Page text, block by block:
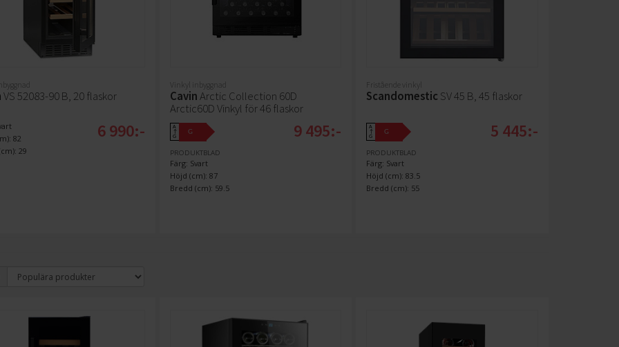
VS 52083-90 B, 20 flaskor
82
29
6 990:-
Vinkyl inbyggnad
CavinArctic Collection 60D
Arctic60D Vinkyl för 46 flaskor
A
↑
G
G
PRODUKTBLAD
Färg: Svart
Höjd (cm): 87
Bredd (cm): 59.5
9 495:-
Fristående vinkyl
Scandomestic SV 45 B, 45 flaskor
A
↑
G
G
PRODUKTBLAD
Färg: Svart
Höjd (cm): 83.5
Bredd (cm): 55
5 445:-